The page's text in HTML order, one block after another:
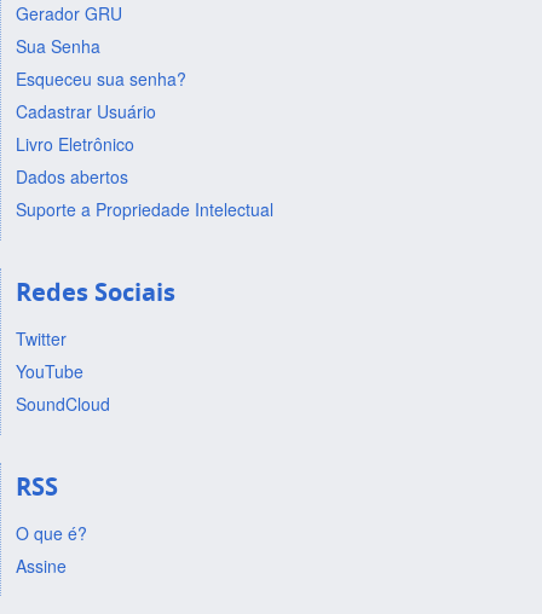
Gerador GRU
Sua Senha
Esqueceu sua senha?
Cadastrar Usuário
Livro Eletrônico
Dados abertos
Suporte a Propriedade Intelectual
Redes Sociais
Twitter
YouTube
SoundCloud
RSS
O que é?
Assine